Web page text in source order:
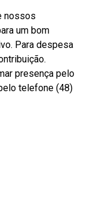
nossos
um bom
Para despesa
presença pelo
telefone (48)